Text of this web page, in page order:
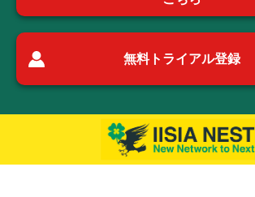
無料トライアル登録